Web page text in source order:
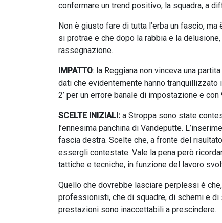
confermare un trend positivo, la squadra, a
Non è giusto fare di tutta l’erba un fascio,
si protrae e che dopo la rabbia e la
rassegnazione.
IMPATTO: la Reggiana non vinceva una
dati che evidentemente hanno
2’ per un errore banale di impostazione e
SCELTE INIZIALI: a Stroppa sono state
l’ennesima panchina di Vandeputte.
fascia destra. Scelte che, a fronte del
essergli contestate. Vale la pena però
tattiche e tecniche, in funzione del lavoro
Quello che dovrebbe lasciare perplessi è
professionisti, che di squadre, di schemi e
prestazioni sono inaccettabili a prescindere.